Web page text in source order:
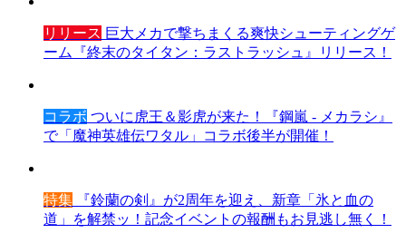
リリース 巨大メカで撃ちまくる爽快シューティングゲ
ーム『終末のタイタン：ラストラッシュ』リリース！
コラボ ついに虎王＆影虎が来た！『鋼嵐 - メカラシ』
で「魔神英雄伝ワタル」コラボ後半が開催！
特集 『鈴蘭の剣』が2周年を迎え、新章「氷と血の
道」を解禁ッ！記念イベントの報酬もお見逃し無く！